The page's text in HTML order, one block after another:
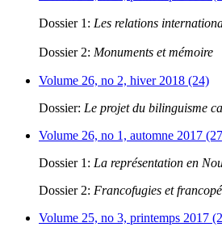
Dossier 1: Les relations
Dossier 2: Monuments et mémoire
Volume 26, no 2, hiver 2018 (24)
Dossier: Le projet du bilinguisme
Volume 26, no 1, automne 2017
Dossier 1: La représentation en
Dossier 2: Francofugies et
Volume 25, no 3, printemps 2017